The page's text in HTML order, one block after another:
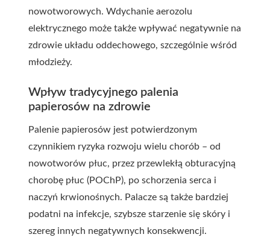
nowotworowych. Wdychanie aerozolu
elektrycznego może także wpływać negatywnie na
zdrowie układu oddechowego, szczególnie wśród
młodzieży.
Wpływ tradycyjnego palenia
papierosów na zdrowie
Palenie papierosów jest potwierdzonym
czynnikiem ryzyka rozwoju wielu chorób – od
nowotworów płuc, przez przewlekłą obturacyjną
chorobę płuc (POChP), po schorzenia serca i
naczyń krwionośnych. Palacze są także bardziej
podatni na infekcje, szybsze starzenie się skóry i
szereg innych negatywnych konsekwencji.